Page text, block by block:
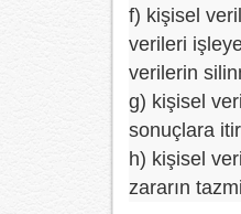
f) kişisel
verileri
verilerin
g) kişisel
sonuçlara
h) kişisel
zararın